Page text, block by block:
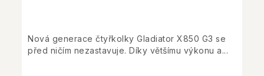
Nová generace čtyřkolky Gladiator X850 G3 se
před ničím nezastavuje. Díky většímu výkonu a...